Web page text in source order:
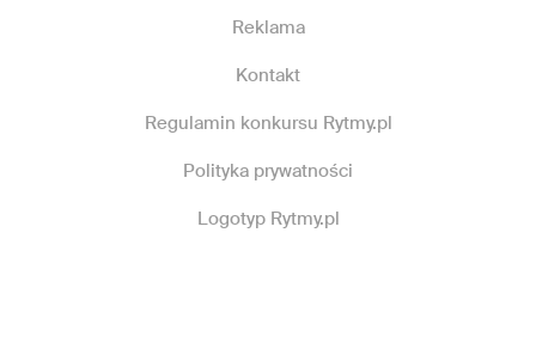
Reklama
Kontakt
Regulamin konkursu Rytmy.pl
Polityka prywatności
Logotyp Rytmy.pl